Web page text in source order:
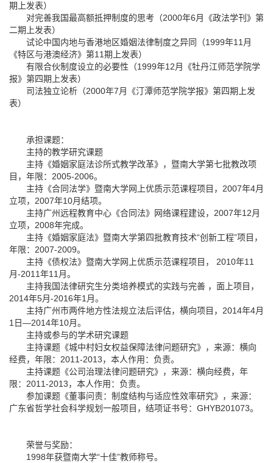
期上发表）
对完善我国最高额抵押制度的思考（2000年6月《政法学刊》第
二期上发表）
试论中国内地与香港地区婚姻法律制度之异同（1999年11月
《特区与港澳经济》第11期上发表）
有限合伙制度设立的必要性（1999年12月《牡丹江师范学院学
报》第四期上发表）
司法独立论析（2000年7月《汀潭师范学院学报》第四期上发
表）
承担课题：
主持的教学研究课题
主持《婚姻家庭法诊所式教学改革》，暨南大学第七批教改项
目，年限：2005-2006。
主持《合同法学》暨南大学网上优质示范课程项目，2007年4月
立项，2007年10月结项。
主持广州远程教育中心《合同法》网络课程建设，2007年12月
立项，2008年完成。
主持《婚姻家庭法》暨南大学第四批教育技术“创新工程”项目，
年限：2007-2009。
主持《债权法》暨南大学网上优质示范课程项目， 2010年11
月-2011年11月。
主持我国法律研究生分类培养模式的实践与完善 ，面上项目，
2014年5月-2016年1月。
主持广州市两件地方性法规立法后评估，横向项目，2014年4月
1日—2014年10月。
主持或参与的学术研究课题
主持课题《城中村妇女权益保障法律问题研究》，来源：横向
经费，年限：2011-2013，本人作用：负责。
主持课题《公司治理法律问题研究》，来源：横向经费，年
限：2011-2013，本人作用：负责。
参加课题《董事问责：制度结构与适应性效率研究》，来源：
广东省哲学社会科学规划一般项目，结项证书号：GHYB201073。
荣誉与奖励：
1998年获暨南大学“十佳”教师称号。